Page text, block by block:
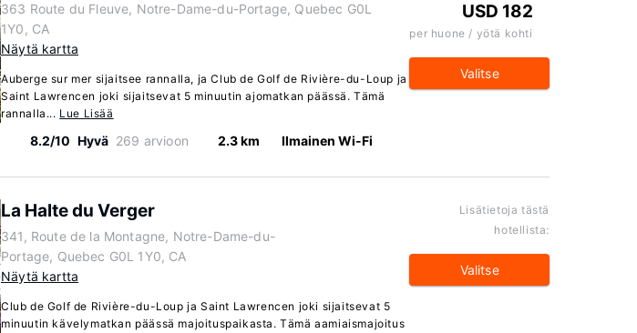
363 Route du Fleuve, Notre-Dame-du-Portage, Quebec G0L
1Y0, CA
Näytä kartta
Auberge sur mer sijaitsee rannalla, ja Club de Golf de Rivière-du-Loup ja
Saint Lawrencen joki sijaitsevat 5 minuutin ajomatkan päässä. Tämä
rannalla... Lue Lisää
8.2/10 Hyvä 269 arvioon 2.3 km Ilmainen Wi-Fi
USD 182
per huone / yötä kohti
Valitse
La Halte du Verger
341, Route de la Montagne, Notre-Dame-du-
Portage, Quebec G0L 1Y0, CA
Näytä kartta
Club de Golf de Rivière-du-Loup ja Saint Lawrencen joki sijaitsevat 5
minuutin kävelymatkan päässä majoituspaikasta. Tämä aamiaismajoitus
Lisätietoja tästä
hotellista:
Valitse